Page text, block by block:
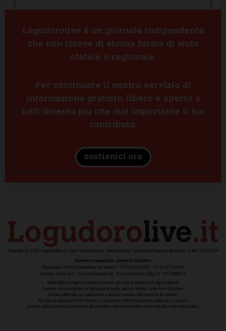
Logudorolive è un giornale indipendente
che non riceve di alcuna forma di aiuto
statale o regionale.
Per continuare il nostro servizio di
informazione gratuito, libero e aperto a
tutti diventa più che mai importante il tuo
contributo.
sostienici ora